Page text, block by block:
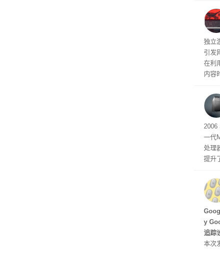
文
独立
引发
在利
内容
有
2006
一代
处理
提升
型
ss
y
追踪
本次